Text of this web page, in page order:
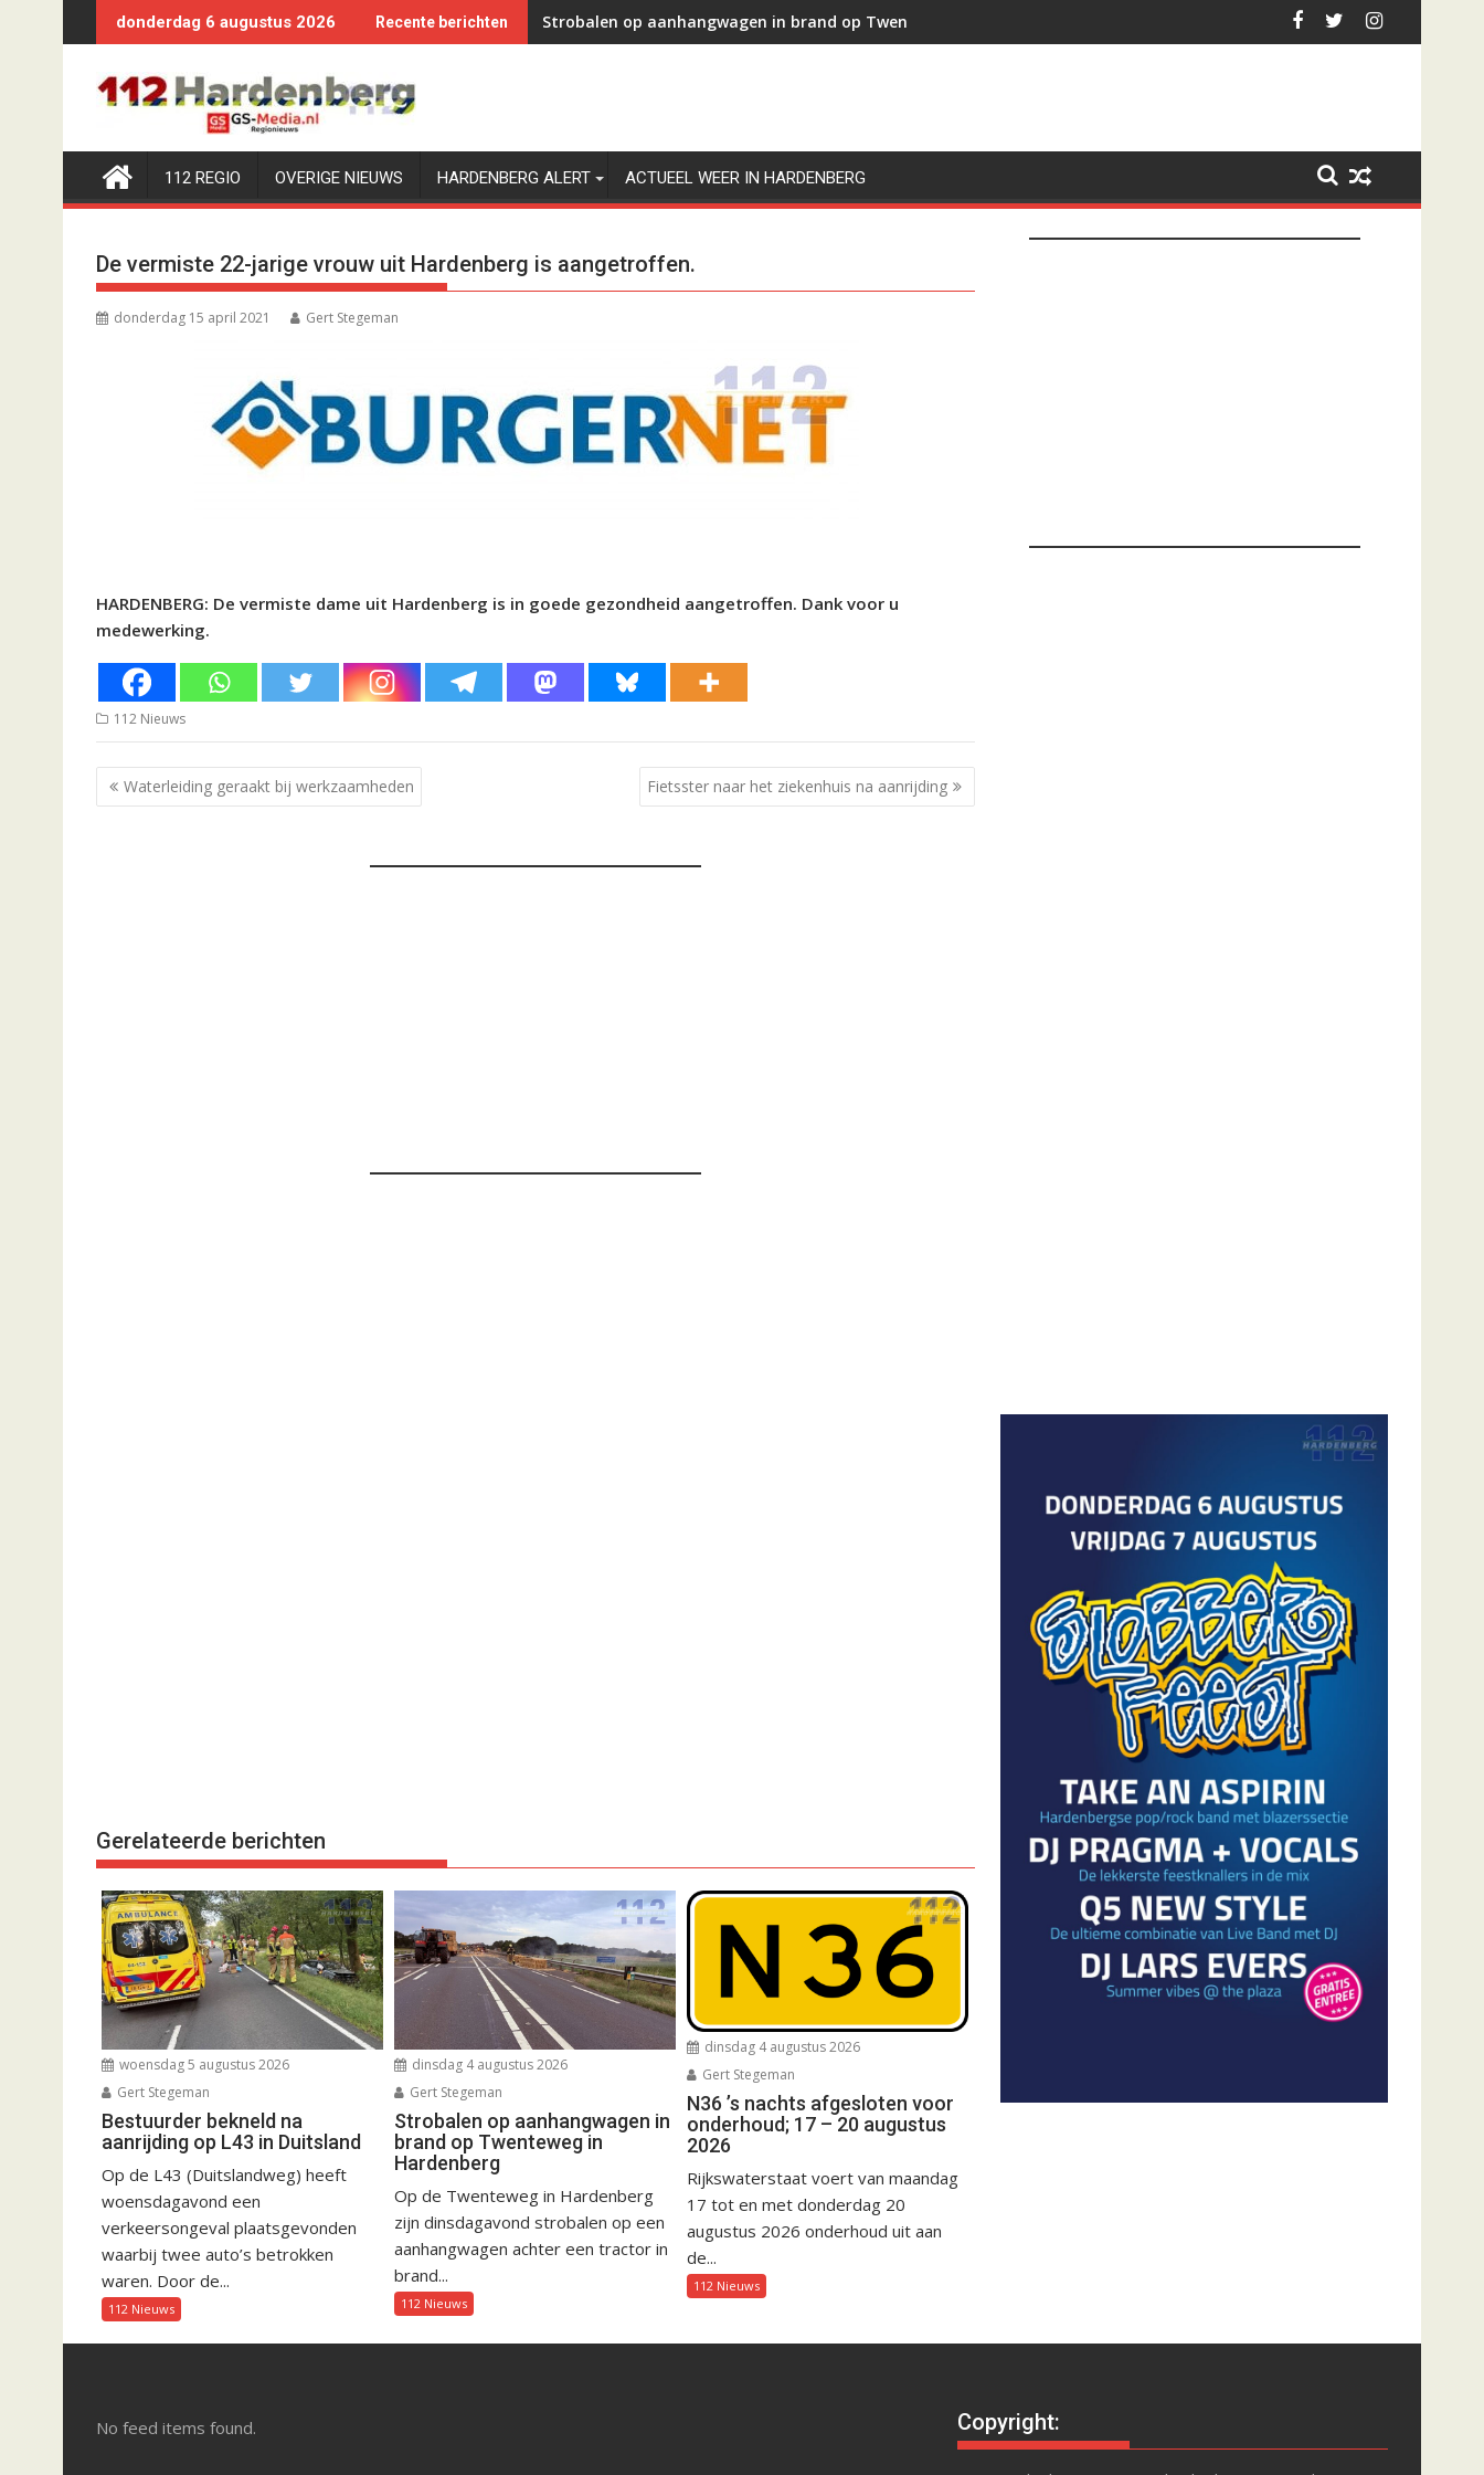
naar
inhoud
donderdag 6 augustus 2026 Recente berichten Strobalen op aanhangwagen in brand op Twenteweg in Hardenberg
112 REGIO OVERIGE NIEUWS HARDENBERG ALERT ACTUEEL WEER IN HARDENBERG
De vermiste 22-jarige vrouw uit Hardenberg is aangetroffen.
donderdag 15 april 2021 Gert Stegeman
HARDENBERG: De vermiste dame uit Hardenberg is in goede gezondheid aangetroffen. Dank voor u
medewerking.
112 Nieuws
Bericht
navigatie
Waterleiding geraakt bij werkzaamheden Fietsster naar het ziekenhuis na aanrijding
Gerelateerde berichten
woensdag 5 augustus 2026
Gert Stegeman
Bestuurder bekneld na
aanrijding op L43 in Duitsland
Op de L43 (Duitslandweg) heeft
woensdagavond een
verkeersongeval plaatsgevonden
waarbij twee auto’s betrokken
waren. Door de...
112 Nieuws
dinsdag 4 augustus 2026
Gert Stegeman
Strobalen op aanhangwagen in
brand op Twenteweg in
Hardenberg
Op de Twenteweg in Hardenberg
zijn dinsdagavond strobalen op een
aanhangwagen achter een tractor in
brand...
112 Nieuws
dinsdag 4 augustus 2026
Gert Stegeman
N36 ’s nachts afgesloten voor
onderhoud; 17 – 20 augustus
2026
Rijkswaterstaat voert van maandag
17 tot en met donderdag 20
augustus 2026 onderhoud uit aan
de...
112 Nieuws
No feed items found. Copyright: